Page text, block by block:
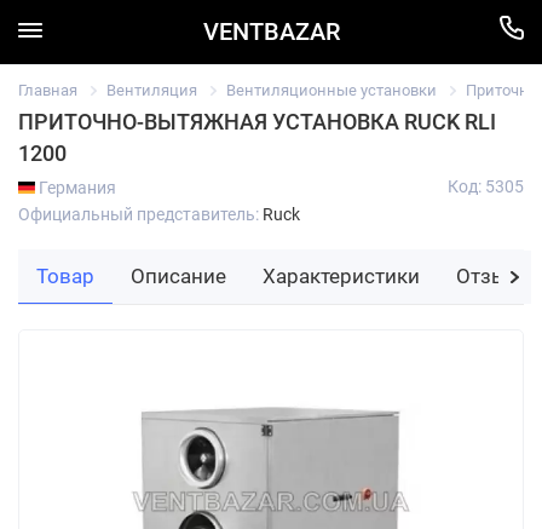
VENTBAZAR
Главная Вентиляция Вентиляционные установки
ПРИТОЧНО-ВЫТЯЖНАЯ УСТАНОВКА RUCK RLI
1200
Германия
Официальный представитель: Ruck
Код: 5305
Товар Описание Характеристики Отзывы